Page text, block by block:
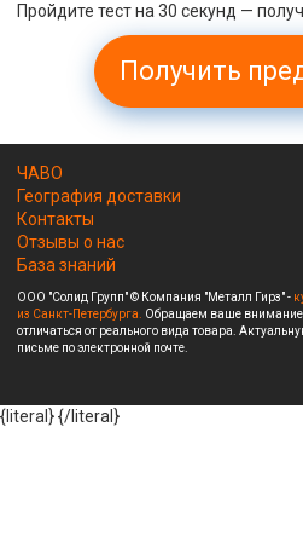
Пройдите тест на 30 секунд —
Получить
ЧАВО
География доставки
Контакты
Отзывы о нас
База знаний
ООО "Солид Групп" © Компания "Металл Гирз" -
из Санкт-Петербурга. Обращаем ваше внимание,
отличаться от реального вида товара.
письме по электронной почте.
{literal}{/literal}